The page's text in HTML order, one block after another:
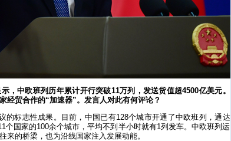
，中欧班列历年累计开行突破11万列，发送货值超4500亿美元。
经贸合作的“加速器”。发言人对此有何评论？
的标志性成果。目前，中国已有128个城市开通了中欧班列，通达
个国家的100余个城市，平均不到半小时就有1列发车。中欧班列运
来的桥梁，也为沿线国家注入发展动能。